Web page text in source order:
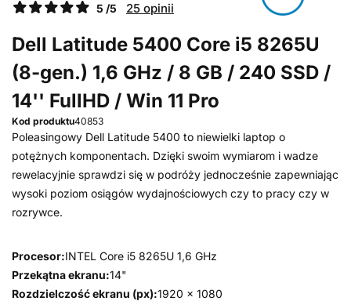
5 /5 25 opinii
Dell Latitude 5400 Core i5 8265U
(8-gen.) 1,6 GHz / 8 GB / 240 SSD /
14'' FullHD / Win 11 Pro
Kod produktu40853
Poleasingowy Dell Latitude 5400 to niewielki laptop o
potężnych komponentach. Dzięki swoim wymiarom i wadze
rewelacyjnie sprawdzi się w podróży jednocześnie zapewniając
wysoki poziom osiągów wydajnościowych czy to pracy czy w
rozrywce.
Procesor:INTEL Core i5 8265U 1,6 GHz
Przekątna ekranu:14"
Rozdzielczość ekranu (px):1920 x 1080